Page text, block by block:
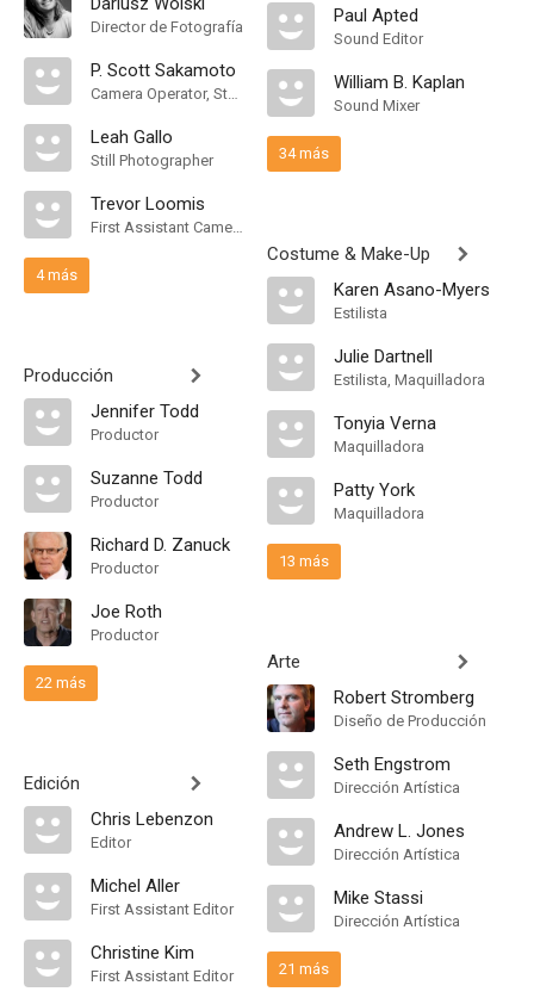
Director de Fotografía
P. Scott Sakamoto
Camera Operator, Steadicam Operator
Leah Gallo
Still Photographer
Trevor Loomis
First Assistant Camera
4 más
Producción
Jennifer Todd
Productor
Suzanne Todd
Productor
Richard D. Zanuck
Productor
Joe Roth
Productor
22 más
Edición
Chris Lebenzon
Editor
Michel Aller
First Assistant Editor
Christine Kim
First Assistant Editor
Paul Apted
Sound Editor
William B. Kaplan
Sound Mixer
34 más
Costume & Make-Up
Karen Asano-Myers
Estilista
Julie Dartnell
Estilista, Maquilladora
Tonyia Verna
Maquilladora
Patty York
Maquilladora
13 más
Arte
Robert Stromberg
Diseño de Producción
Seth Engstrom
Dirección Artística
Andrew L. Jones
Dirección Artística
Mike Stassi
Dirección Artística
21 más